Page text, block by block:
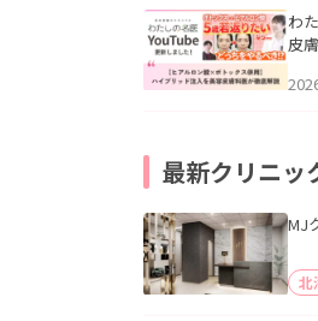
た。
わ
皮
用
最新クリニッ
MJ
北